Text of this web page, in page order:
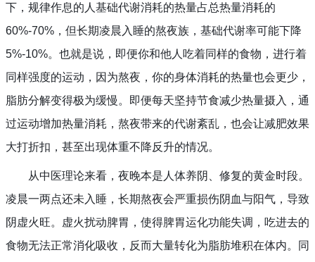
下，规律作息的人基础代谢消耗的热量占总热量消耗的
60%-70%，但长期凌晨入睡的熬夜族，基础代谢率可能下降
5%-10%。也就是说，即便你和他人吃着同样的食物，进行着
同样强度的运动，因为熬夜，你的身体消耗的热量也会更少，
脂肪分解变得极为缓慢。即便每天坚持节食减少热量摄入，通
过运动增加热量消耗，熬夜带来的代谢紊乱，也会让减肥效果
大打折扣，甚至出现体重不降反升的情况。
从中医理论来看，夜晚本是人体养阴、修复的黄金时段。
凌晨一两点还未入睡，长期熬夜会严重损伤阴血与阳气，导致
阴虚火旺。虚火扰动脾胃，使得脾胃运化功能失调，吃进去的
食物无法正常消化吸收，反而大量转化为脂肪堆积在体内。同